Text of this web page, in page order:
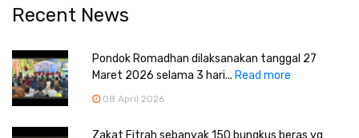
Recent News
Pondok Romadhan dilaksanakan tanggal 27
Maret 2026 selama 3 hari... Read more
08 April 2026
Zakat Fitrah sebanyak 150 bungkus beras yg